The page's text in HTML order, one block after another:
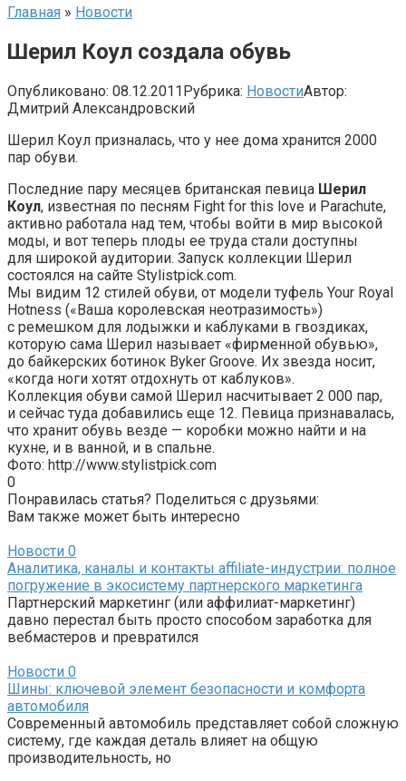
Главная » Новости
Шерил Коул создала обувь
Опубликовано: 08.12.2011Рубрика: НовостиАвтор:
Дмитрий Александровский
Шерил Коул призналась, что у нее дома хранится 2000
пар обуви.
Последние пару месяцев британская певица Шерил
Коул, известная по песням Fight for this love и Parachute,
активно работала над тем, чтобы войти в мир высокой
моды, и вот теперь плоды ее труда стали доступны
для широкой аудитории. Запуск коллекции Шерил
состоялся на сайте Stylistpick.com.
Мы видим 12 стилей обуви, от модели туфель Your Royal
Hotness («Ваша королевская неотразимость»)
с ремешком для лодыжки и каблуками в гвоздиках,
которую сама Шерил называет «фирменной обувью»,
до байкерских ботинок Byker Groove. Их звезда носит,
«когда ноги хотят отдохнуть от каблуков».
Коллекция обуви самой Шерил насчитывает 2 000 пар,
и сейчас туда добавились еще 12. Певица признавалась,
что хранит обувь везде — коробки можно найти и на
кухне, и в ванной, и в спальне.
Фото: http://www.stylistpick.com
0
Понравилась статья? Поделиться с друзьями:
Вам также может быть интересно
Новости 0
Аналитика, каналы и контакты affiliate-индустрии: полное
погружение в экосистему партнерского маркетинга
Партнерский маркетинг (или аффилиат-маркетинг)
давно перестал быть просто способом заработка для
вебмастеров и превратился
Новости 0
Шины: ключевой элемент безопасности и комфорта
автомобиля
Современный автомобиль представляет собой сложную
систему, где каждая деталь влияет на общую
производительность, но